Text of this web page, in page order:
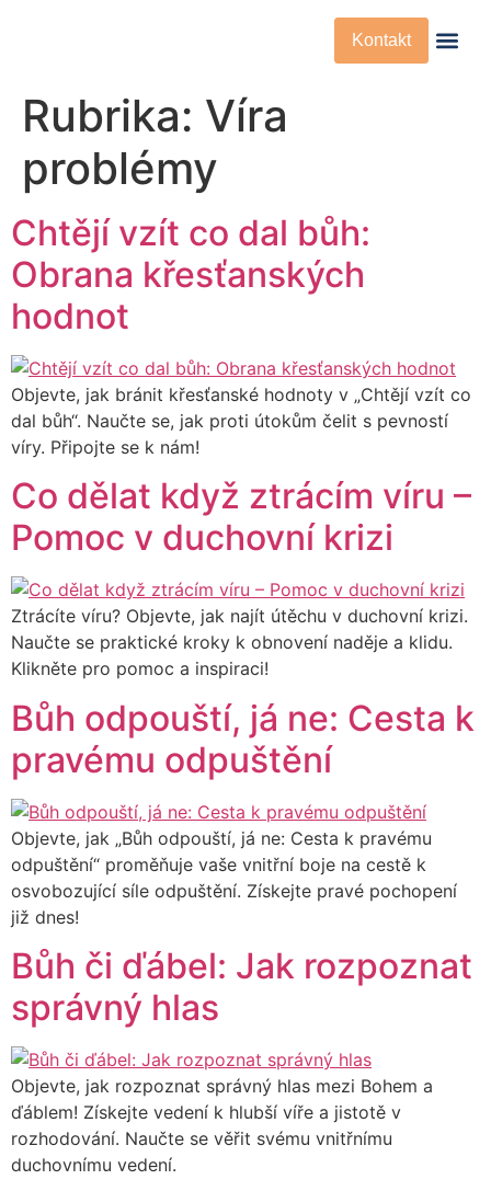
Kontakt
Rubrika: Víra
problémy
Chtějí vzít co dal bůh:
Obrana křesťanských
hodnot
Objevte, jak bránit křesťanské hodnoty v „Chtějí vzít co
dal bůh“. Naučte se, jak proti útokům čelit s pevností
víry. Připojte se k nám!
Co dělat když ztrácím víru –
Pomoc v duchovní krizi
Ztrácíte víru? Objevte, jak najít útěchu v duchovní krizi.
Naučte se praktické kroky k obnovení naděje a klidu.
Klikněte pro pomoc a inspiraci!
Bůh odpouští, já ne: Cesta k
pravému odpuštění
Objevte, jak „Bůh odpouští, já ne: Cesta k pravému
odpuštění“ proměňuje vaše vnitřní boje na cestě k
osvobozující síle odpuštění. Získejte pravé pochopení
již dnes!
Bůh či ďábel: Jak rozpoznat
správný hlas
Objevte, jak rozpoznat správný hlas mezi Bohem a
ďáblem! Získejte vedení k hlubší víře a jistotě v
rozhodování. Naučte se věřit svému vnitřnímu
duchovnímu vedení.